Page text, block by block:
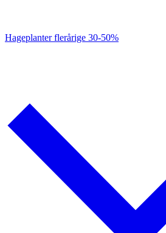
Hageplanter flerårige 30-50%